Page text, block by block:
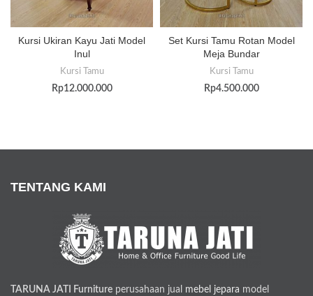
Kursi Ukiran Kayu Jati Model
Inul
Kursi Tamu
Rp12.000.000
Set Kursi Tamu Rotan Model
Meja Bundar
Kursi Tamu
Rp4.500.000
TENTANG KAMI
TARUNA JATI Furniture perusahaan jual mebel jepara model